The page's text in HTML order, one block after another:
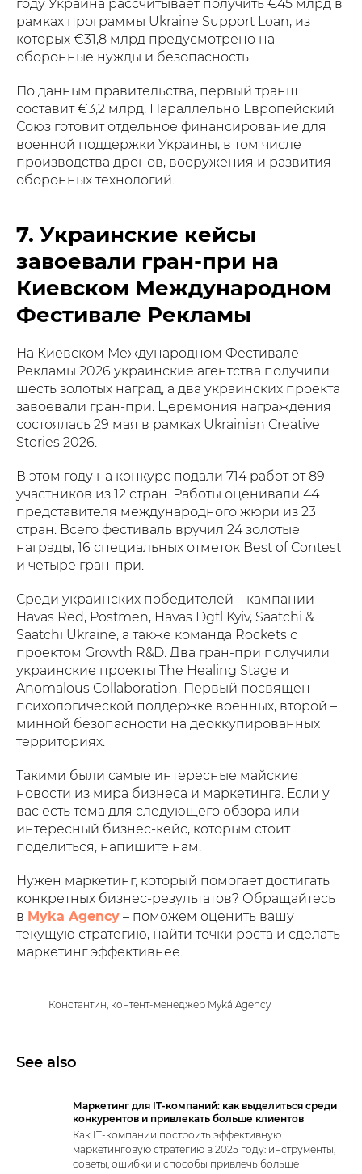
году Украина рассчитывает получить €45 млрд в
рамках программы Ukraine Support Loan, из
которых €31,8 млрд предусмотрено на
оборонные нужды и безопасность.
По данным правительства, первый транш
составит €3,2 млрд. Параллельно Европейский
Союз готовит отдельное финансирование для
военной поддержки Украины, в том числе
производства дронов, вооружения и развития
оборонных технологий.
7. Украинские кейсы
завоевали гран-при на
Киевском Международном
Фестивале Рекламы
На Киевском Международном Фестивале
Рекламы 2026 украинские агентства получили
шесть золотых наград, а два украинских проекта
завоевали гран-при. Церемония награждения
состоялась 29 мая в рамках Ukrainian Creative
Stories 2026.
В этом году на конкурс подали 714 работ от 89
участников из 12 стран. Работы оценивали 44
представителя международного жюри из 23
стран. Всего фестиваль вручил 24 золотые
награды, 16 специальных отметок Best of Contest
и четыре гран-при.
Среди украинских победителей – кампании
Havas Red, Postmen, Havas Dgtl Kyiv, Saatchi &
Saatchi Ukraine, а также команда Rockets с
проектом Growth R&D. Два гран-при получили
украинские проекты The Healing Stage и
Anomalous Collaboration. Первый посвящен
психологической поддержке военных, второй –
минной безопасности на деоккупированных
территориях.
Такими были самые интересные майские
новости из мира бизнеса и маркетинга. Если у
вас есть тема для следующего обзора или
интересный бизнес-кейс, которым стоит
поделиться, напишите нам.
Нужен маркетинг, который помогает достигать
конкретных бизнес-результатов? Обращайтесь
в Myka Agency – поможем оценить вашу
текущую стратегию, найти точки роста и сделать
маркетинг эффективнее.
Константин, контент-менеджер Myká Agency
See also
Маркетинг для IT-компаний: как выделиться среди
конкурентов и привлекать больше клиентов
Как IT-компании построить эффективную
маркетинговую стратегию в 2025 году: инструменты,
советы, ошибки и способы привлечь больше